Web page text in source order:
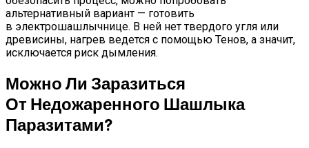
альтернативный вариант — готовить
в электрошашлычнице. В ней нет твердого угля или
древисины, нагрев ведется с помощью Тенов, а значит,
исключается риск дымления.
Можно Ли Заразиться
От Недожаренного Шашлыка
Паразитами?